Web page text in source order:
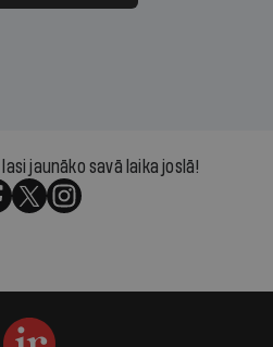
jaunāko savā laika joslā!